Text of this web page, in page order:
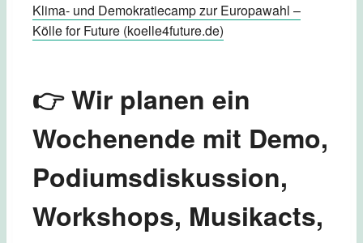
Klima- und Demokratiecamp zur Europawahl –
Kölle for Future (koelle4future.de)
👉 Wir planen ein
Wochenende mit Demo,
Podiumsdiskussion,
Workshops, Musikacts,